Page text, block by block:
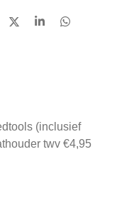
D
S
D
(inclusief
twv €4,95